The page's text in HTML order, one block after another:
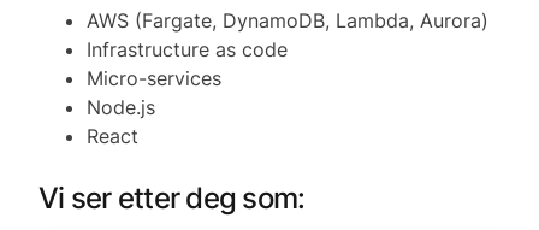
AWS (Fargate, DynamoDB, Lambda, Aurora)
Infrastructure as code
Micro-services
Node.js
React
Vi ser etter deg som: